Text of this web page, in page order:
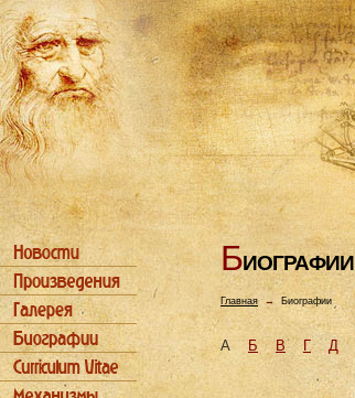
БИОГРАФИИ
Главная→ Биографии
АБ В Г Д